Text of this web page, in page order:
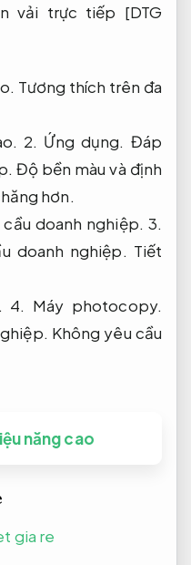
vải trực tiếp [DTG
Tương thích trên đa
2. Ứng dụng. Đáp
Độ bền màu và định
hơn.
doanh nghiệp. 3.
doanh nghiệp. Tiết
4. Máy photocopy.
Không yêu cầu
năng cao